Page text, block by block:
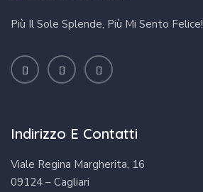
Più Il Sole Splende, Più Mi Sento Felice!
Indirizzo E Contatti
Viale Regina Margherita, 16
09124 – Cagliari